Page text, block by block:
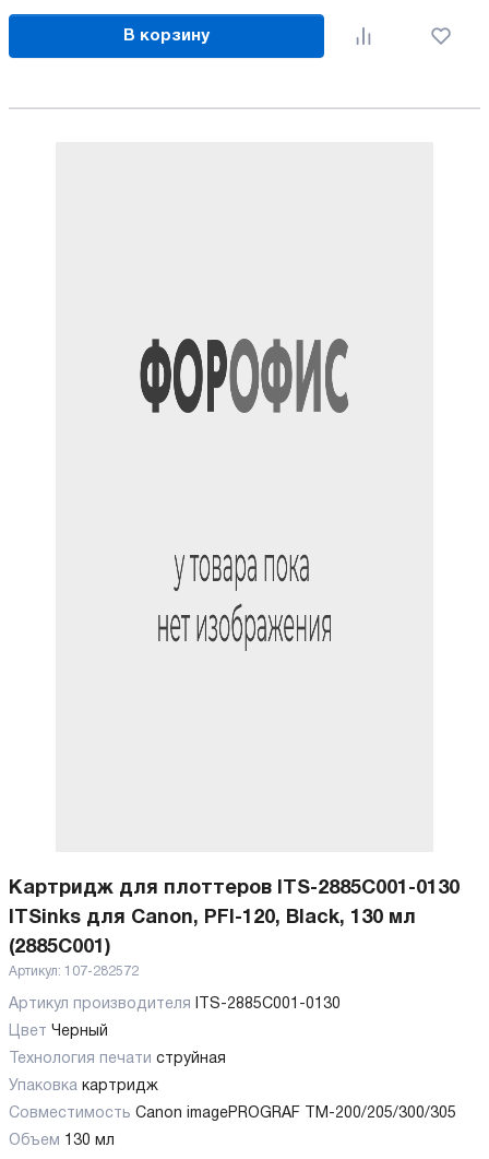
В корзину
Картридж для плоттеров ITS-2885C001-0130
ITSinks для Canon, PFI-120, Black, 130 мл
(2885C001)
Артикул: 107-282572
Артикул производителя
ITS-2885C001-0130
Цвет Черный
Технология печати струйная
Упаковка картридж
Совместимость Canon imagePROGRAF TM-200/205/300/305
Объем
130 мл